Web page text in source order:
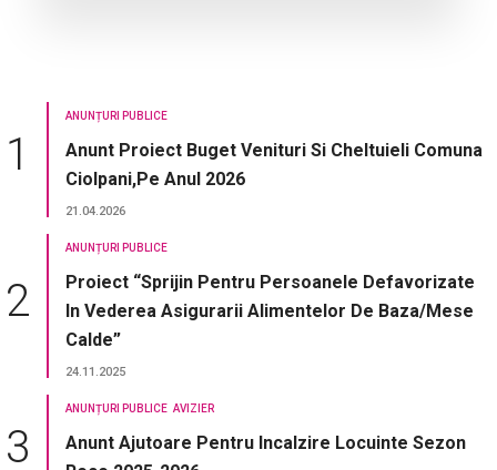
ANUNȚURI PUBLICE
Anunt Proiect Buget Venituri Si Cheltuieli Comuna
Ciolpani,pe Anul 2026
21.04.2026
ANUNȚURI PUBLICE
Proiect “Sprijin Pentru Persoanele Defavorizate
In Vederea Asigurarii Alimentelor De Baza/mese
Calde”
24.11.2025
ANUNȚURI PUBLICE AVIZIER
Anunt Ajutoare Pentru Incalzire Locuinte Sezon